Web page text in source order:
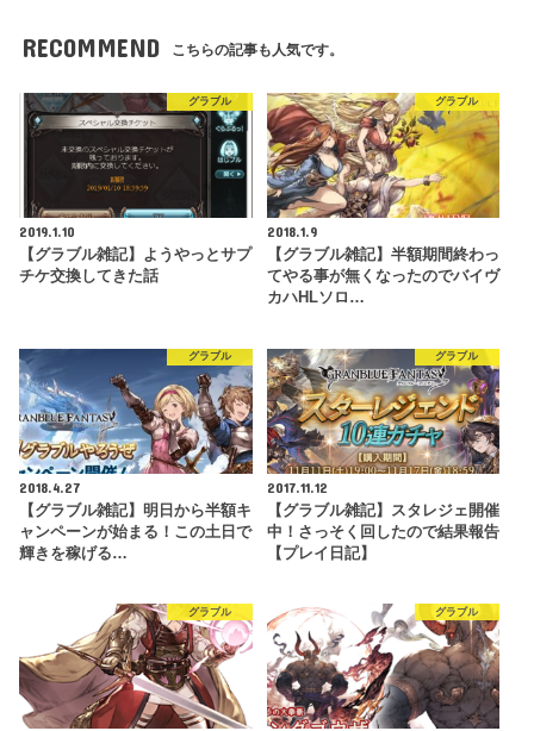
RECOMMEND こちらの記事も人気です。
グラブル
2019.1.10
【グラブル雑記】ようやっとサプ
チケ交換してきた話
グラブル
2018.1.9
【グラブル雑記】半額期間終わっ
てやる事が無くなったのでバイヴ
カハHLソロ…
グラブル
2018.4.27
【グラブル雑記】明日から半額キ
ャンペーンが始まる！この土日で
輝きを稼げる…
グラブル
2017.11.12
【グラブル雑記】スタレジェ開催
中！さっそく回したので結果報告
【プレイ日記】
グラブル グラブル